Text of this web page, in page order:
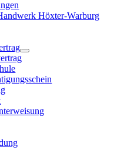
Höxter-Warburg